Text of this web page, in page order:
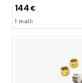
144 €
1 malli